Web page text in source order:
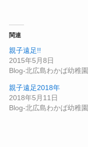
関連
親子遠足!!
2015年5月8日
Blog-北広島わかば幼稚園
親子遠足2018年
2018年5月11日
Blog-北広島わかば幼稚園